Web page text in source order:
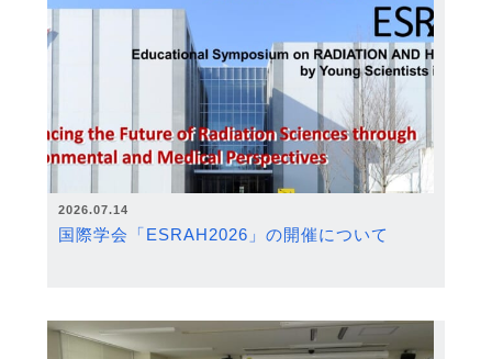
2026.07.14
国際学会「ESRAH2026」の開催について